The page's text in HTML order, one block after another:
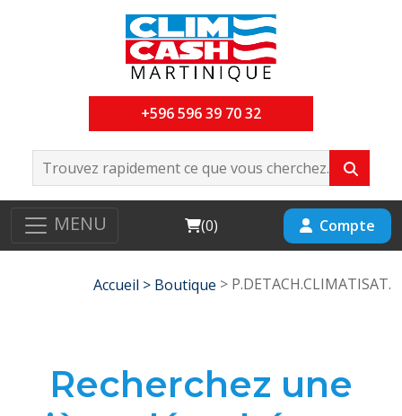
+596 596 39 70 32
MENU Cart
(0) Compte
Accueil > Boutique > P.DETACH.CLIMATISAT.
Recherchez une